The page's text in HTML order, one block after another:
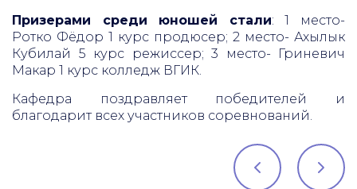
Призерами среди юношей стали: 1 место-
Ротко Фёдор 1 курс продюсер; 2 место- Ахылык
Кубилай 5 курс режиссер; 3 место- Гриневич
Макар 1 курс колледж ВГИК.
Кафедра поздравляет победителей и
благодарит всех участников соревнований.